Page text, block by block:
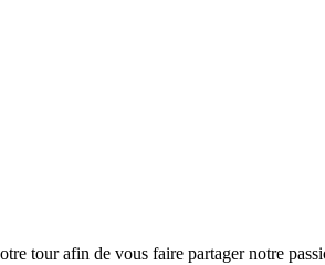
tour afin de vous faire partager notre